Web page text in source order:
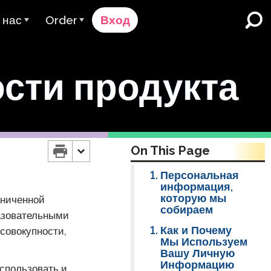
Двуязычное Погружение
English Learner Programs
Высшее образование
Места работы
Команда
& Рейтинг
& Соблюдение
Order
Запросить расчёт
Contact Sales
Связаться со Службой
Вход
продукта
On This Page
Персональная
информация,
которую мы
собираем
Как и Почему
Мы Используем
Вашу Личную
Информацию